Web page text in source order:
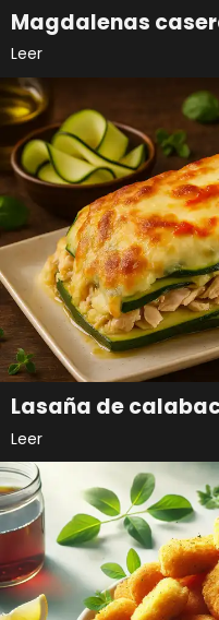
Magdalenas
Leer
Lasaña de
Leer